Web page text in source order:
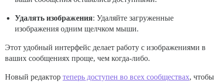
Удалять изображения: Удаляйте загруженные
изображения одним щелчком мыши.
Этот удобный интерфейс делает работу с изображениями в
ваших сообщениях проще, чем когда-либо.
Новый редактор теперь доступен во всех сообществах, чтобы